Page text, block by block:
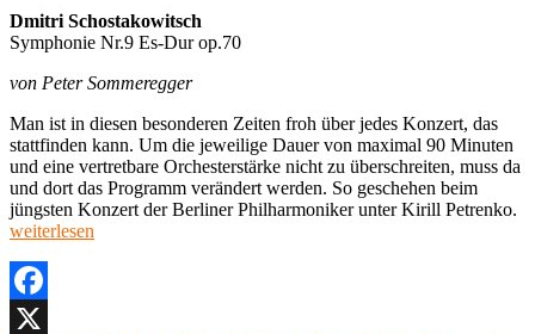
Dmitri Schostakowitsch
Symphonie Nr.9 Es-Dur op.70
von Peter Sommeregger
Man ist in diesen besonderen Zeiten froh über jedes Konzert, das
stattfinden kann. Um die jeweilige Dauer von maximal 90 Minuten
und eine vertretbare Orchesterstärke nicht zu überschreiten, muss da
und dort das Programm verändert werden. So geschehen beim
jüngsten Konzert der Berliner Philharmoniker unter Kirill Petrenko.
weiterlesen
Facebook